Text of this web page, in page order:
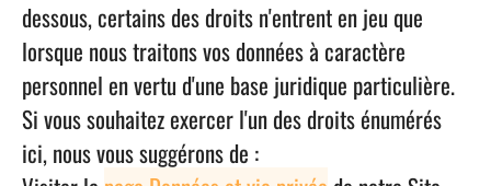
dessous, certains des droits n'entrent en jeu que
lorsque nous traitons vos données à caractère
personnel en vertu d'une base juridique particulière.
Si vous souhaitez exercer l'un des droits énumérés
ici, nous vous suggérons de :